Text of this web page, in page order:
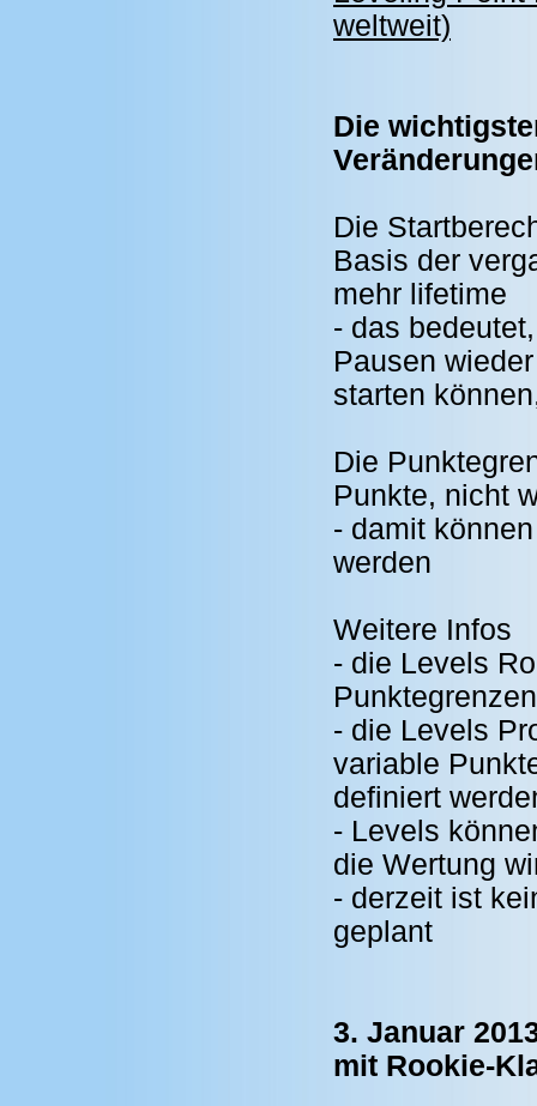
weltweit)
Die
Die
Basis der
mehr lifetime
- das
Pausen
starten
Die
Punkte, nicht
- damit
werden
Weitere Infos
- die Levels
- die Levels
variable
definiert
- Levels
die Wertung
- derzeit ist
geplant
3. Januar
mit Rookie-